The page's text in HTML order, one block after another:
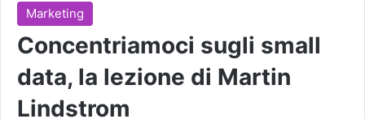
Marketing
Concentriamoci sugli small
data, la lezione di Martin
Lindstrom